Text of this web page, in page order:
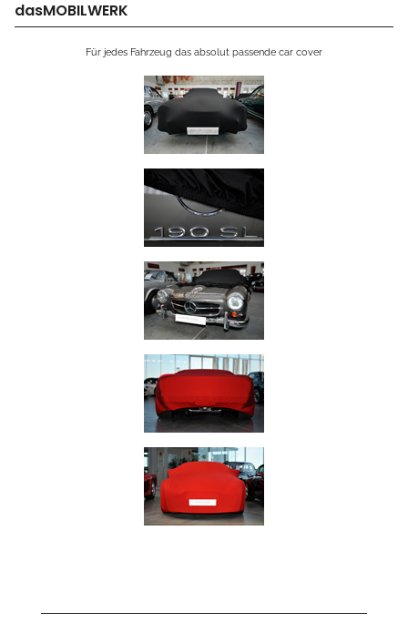
dasMOBILWERK
Für jedes Fahrzeug das absolut passende car cover